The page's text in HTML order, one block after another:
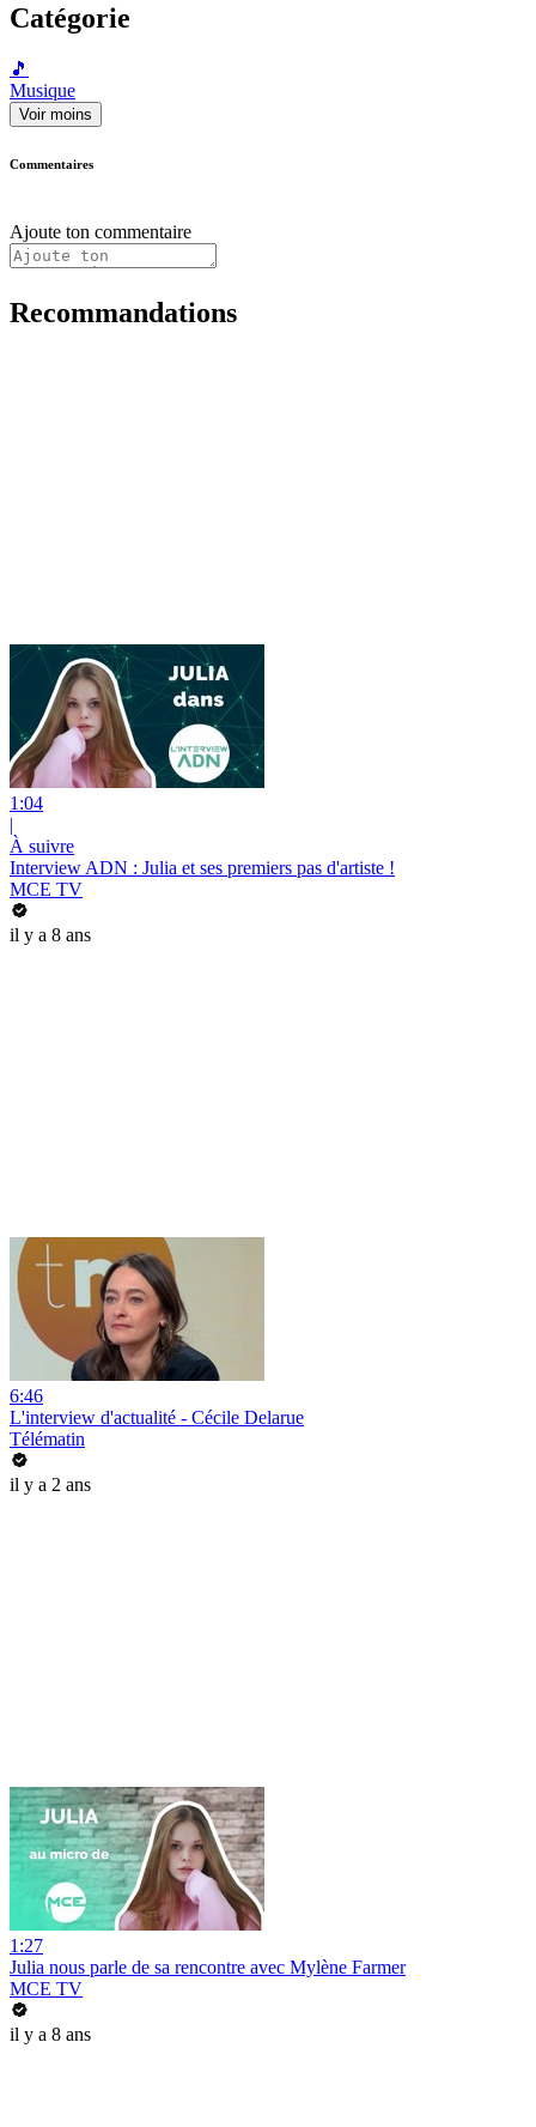
Catégorie
🎵
Musique
Voir moins
Commentaires
Ajoute ton commentaire
Recommandations
1:04
|
À suivre
Interview ADN : Julia et ses premiers pas d'artiste !
MCE TV
il y a 8 ans
6:46
L'interview d'actualité - Cécile Delarue
Télématin
il y a 2 ans
1:27
Julia nous parle de sa rencontre avec Mylène Farmer
MCE TV
il y a 8 ans